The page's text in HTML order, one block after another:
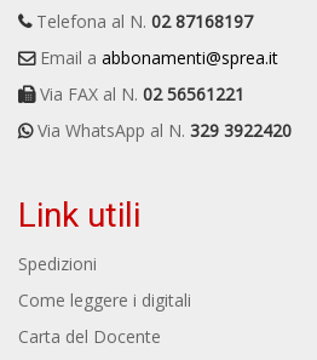
Telefona al N. 02 87168197
Email a abbonamenti@sprea.it
Via FAX al N. 02 56561221
Via WhatsApp al N. 329 3922420
Link utili
Spedizioni
Come leggere i digitali
Carta del Docente